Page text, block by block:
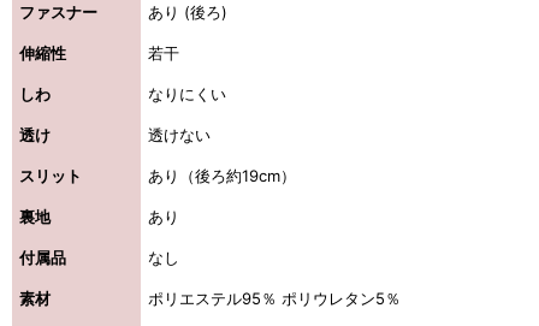
ファスナー あり (後ろ)
伸縮性 若干
しわ なりにくい
透け 透けない
スリット あり（後ろ約19cm）
裏地 あり
付属品 なし
素材 ポリエステル95％ ポリウレタン5％